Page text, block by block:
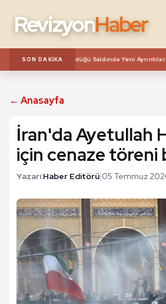
RevizyonHaber
SON DAKIKA
Öğretmenin Öldürüldüğü Saldırıda Yeni Ayrıntılar
← Anasayfa
İran'da Ayetullah
için cenaze töreni
Yazarı:Haber Editörü|05 Temmuz